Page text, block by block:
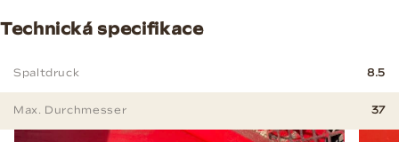
Technická specifikace
Spaltdruck 8.5
Max. Durchmesser 37